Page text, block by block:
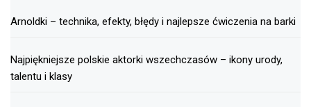
Arnoldki – technika, efekty, błędy i najlepsze ćwiczenia na barki
Najpiękniejsze polskie aktorki wszechczasów – ikony urody,
talentu i klasy